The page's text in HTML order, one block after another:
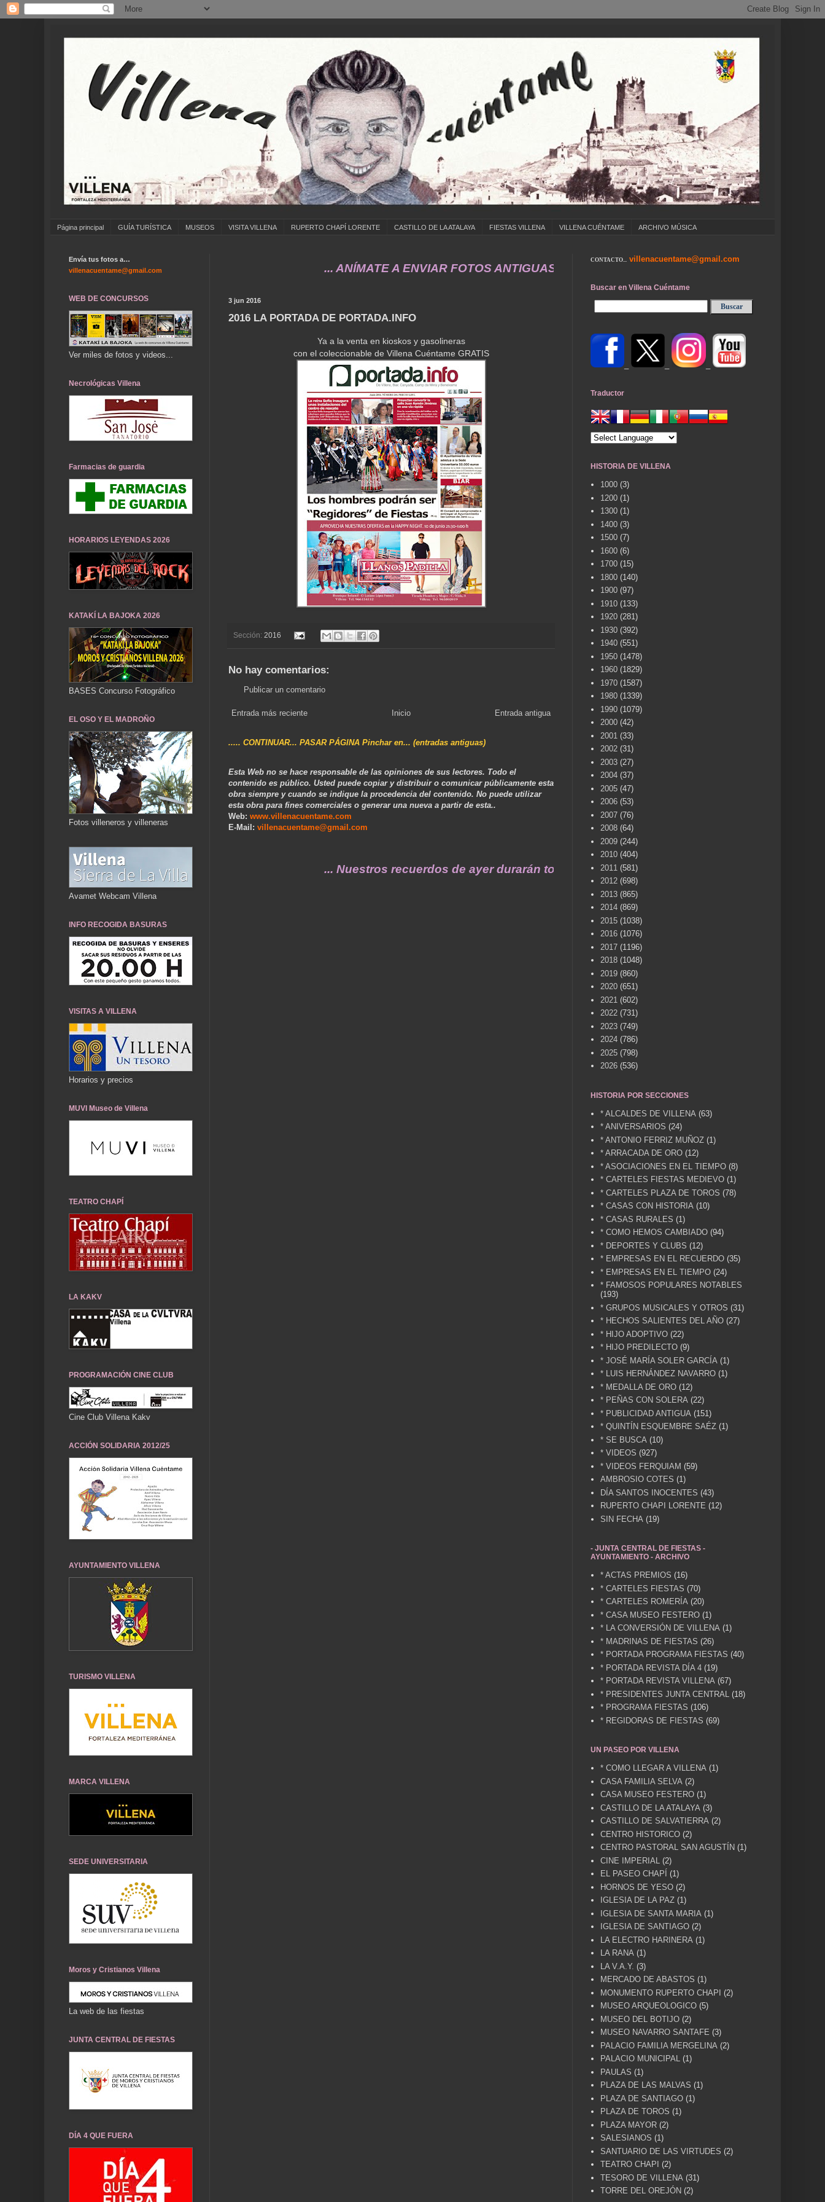
Página principal GUÍA TURÍSTICA MUSEOS VISITA VILLENA RUPERTO CHAPÍ LORENTE CASTILLO DE LA ATALAYA FIESTAS VILLENA VILLENA CUÉNTAME ARCHIVO MÚSICA
... ANÍMATE A ENVIAR FOTOS ANTIGUAS DE ... COLEGIOS ... CUMPLEAÑOS ... CARNAVAL ...
3 jun 2016
2016 LA PORTADA DE PORTADA.INFO
Ya a la venta en kioskos y gasolineras
con el coleccionable de Villena Cuéntame GRATIS
Sección: 2016
No hay comentarios:
Publicar un comentario
Entrada más reciente Entrada antigua
Inicio
..... CONTINUAR... PASAR PÁGINA Pinchar en... (entradas antiguas)
Esta Web no se hace responsable de las opiniones de sus lectores. Todo el
contenido es público. Usted puede copiar y distribuir o comunicar públicamente esta
obra siempre y cuando se indique la procedencia del contenido. No puede utilizar
esta obra para fines comerciales o generar una nueva a partir de esta..
Web: www.villenacuentame.com
E-Mail: villenacuentame@gmail.com
... Nuestros recuerdos de ayer durarán toda una vida .... TÚ HACES VILLENA CUÉNTAME... UN
Envía tus fotos a…
villenacuentame@gmail.com
WEB DE CONCURSOS
Ver miles de fotos y videos...
Necrológicas Villena
Farmacias de guardia
HORARIOS LEYENDAS 2026
KATAKÍ LA BAJOKA 2026
BASES Concurso Fotográfico
EL OSO Y EL MADROÑO
Fotos villeneros y villeneras
Avamet Webcam Villena
INFO RECOGIDA BASURAS
VISITAS A VILLENA
Horarios y precios
MUVI Museo de Villena
TEATRO CHAPÍ
LA KAKV
PROGRAMACIÓN CINE CLUB
Cine Club Villena Kakv
ACCIÓN SOLIDARIA 2012/25
AYUNTAMIENTO VILLENA
TURISMO VILLENA
MARCA VILLENA
SEDE UNIVERSITARIA
Moros y Cristianos Villena
La web de las fiestas
JUNTA CENTRAL DE FIESTAS
DÍA 4 QUE FUERA
CONTACTO... villenacuentame@gmail.com
Buscar en Villena Cuéntame
Traductor
HISTORIA DE VILLENA
1000 (3)
1200 (1)
1300 (1)
1400 (3)
1500 (7)
1600 (6)
1700 (15)
1800 (140)
1900 (97)
1910 (133)
1920 (281)
1930 (392)
1940 (551)
1950 (1478)
1960 (1829)
1970 (1587)
1980 (1339)
1990 (1079)
2000 (42)
2001 (33)
2002 (31)
2003 (27)
2004 (37)
2005 (47)
2006 (53)
2007 (76)
2008 (64)
2009 (244)
2010 (404)
2011 (581)
2012 (698)
2013 (865)
2014 (869)
2015 (1038)
2016 (1076)
2017 (1196)
2018 (1048)
2019 (860)
2020 (651)
2021 (602)
2022 (731)
2023 (749)
2024 (786)
2025 (798)
2026 (536)
HISTORIA POR SECCIONES
* ALCALDES DE VILLENA (63)
* ANIVERSARIOS (24)
* ANTONIO FERRIZ MUÑOZ (1)
* ARRACADA DE ORO (12)
* ASOCIACIONES EN EL TIEMPO (8)
* CARTELES FIESTAS MEDIEVO (1)
* CARTELES PLAZA DE TOROS (78)
* CASAS CON HISTORIA (10)
* CASAS RURALES (1)
* COMO HEMOS CAMBIADO (94)
* DEPORTES Y CLUBS (12)
* EMPRESAS EN EL RECUERDO (35)
* EMPRESAS EN EL TIEMPO (24)
* FAMOSOS POPULARES NOTABLES
(193)
* GRUPOS MUSICALES Y OTROS (31)
* HECHOS SALIENTES DEL AÑO (27)
* HIJO ADOPTIVO (22)
* HIJO PREDILECTO (9)
* JOSÉ MARÍA SOLER GARCÍA (1)
* LUIS HERNÁNDEZ NAVARRO (1)
* MEDALLA DE ORO (12)
* PEÑAS CON SOLERA (22)
* PUBLICIDAD ANTIGUA (151)
* QUINTÍN ESQUEMBRE SAÉZ (1)
* SE BUSCA (10)
* VIDEOS (927)
* VIDEOS FERQUIAM (59)
AMBROSIO COTES (1)
DÍA SANTOS INOCENTES (43)
RUPERTO CHAPI LORENTE (12)
SIN FECHA (19)
- JUNTA CENTRAL DE FIESTAS -
AYUNTAMIENTO - ARCHIVO
* ACTAS PREMIOS (16)
* CARTELES FIESTAS (70)
* CARTELES ROMERÍA (20)
* CASA MUSEO FESTERO (1)
* LA CONVERSIÓN DE VILLENA (1)
* MADRINAS DE FIESTAS (26)
* PORTADA PROGRAMA FIESTAS (40)
* PORTADA REVISTA DÍA 4 (19)
* PORTADA REVISTA VILLENA (67)
* PRESIDENTES JUNTA CENTRAL
(18)
* PROGRAMA FIESTAS (106)
* REGIDORAS DE FIESTAS (69)
UN PASEO POR VILLENA
* COMO LLEGAR A VILLENA (1)
CASA FAMILIA SELVA (2)
CASA MUSEO FESTERO (1)
CASTILLO DE LA ATALAYA (3)
CASTILLO DE SALVATIERRA (2)
CENTRO HISTORICO (2)
CENTRO PASTORAL SAN AGUSTÍN (1)
CINE IMPERIAL
(2)
EL PASEO CHAPÍ
(1)
HORNOS DE YESO (2)
IGLESIA DE LA PAZ (1)
IGLESIA DE SANTA MARIA (1)
IGLESIA DE SANTIAGO (2)
LA ELECTRO HARINERA (1)
LA RANA (1)
LA V.A.Y. (3)
MERCADO DE ABASTOS (1)
MONUMENTO RUPERTO CHAPI
(2)
MUSEO ARQUEOLOGICO (5)
MUSEO DEL BOTIJO (2)
MUSEO NAVARRO SANTAFE (3)
PALACIO FAMILIA MERGELINA (2)
PALACIO MUNICIPAL (1)
PAULAS (1)
PLAZA DE LAS MALVAS (1)
PLAZA DE SANTIAGO (1)
PLAZA DE TOROS (1)
PLAZA MAYOR (2)
SALESIANOS (1)
SANTUARIO DE LAS VIRTUDES (2)
TEATRO CHAPI
(2)
TESORO DE VILLENA (31)
TORRE DEL OREJÓN (2)